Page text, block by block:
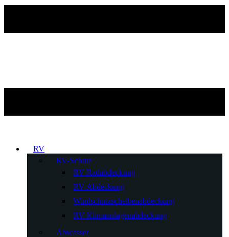
RV
RV-Schutz
RV Radabdeckung
RV-Abdeckung
Windschutzscheibenabdeckung
RV-Klimaanlagenabdeckung
Abwasser